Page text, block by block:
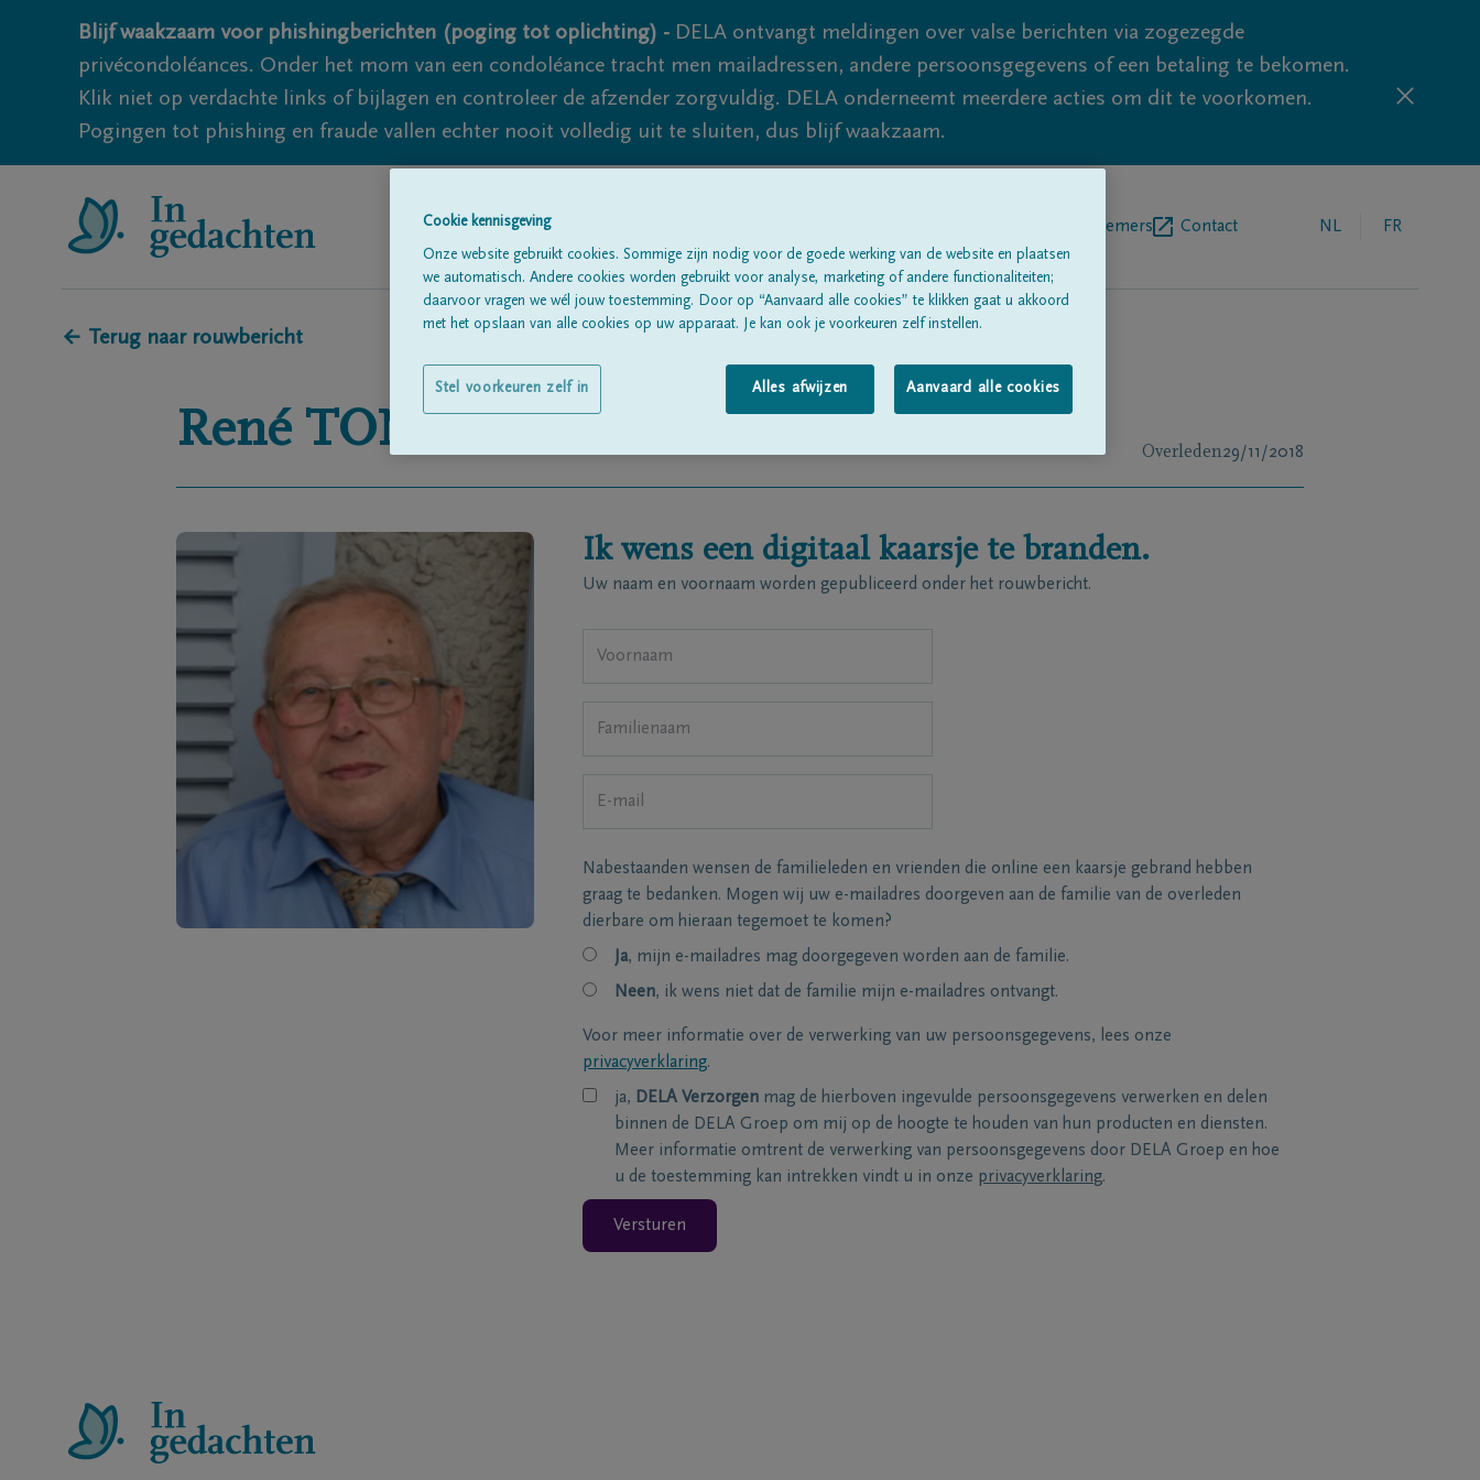
Blijf waakzaam voor phishingberichten (poging tot oplichting) - DELA ontvangt meldingen over valse berichten via zogezegde
privécondoléances. Onder het mom van een condoléance tracht men mailadressen, andere persoonsgegevens of een betaling te bekomen.
Klik niet op verdachte links of bijlagen en controleer de afzender zorgvuldig. DELA onderneemt meerdere acties om dit te voorkomen.
Pogingen tot phishing en fraude vallen echter nooit volledig uit te sluiten, dus blijf waakzaam.
Begrafenisondernemers Contact NL FR
← Terug naar rouwbericht
René TONNEAU Overleden29/11/2018
Ik wens een digitaal kaarsje te branden.
Uw naam en voornaam worden gepubliceerd onder het rouwbericht.
Nabestaanden wensen de familieleden en vrienden die online een kaarsje gebrand hebben
graag te bedanken. Mogen wij uw e-mailadres doorgeven aan de familie van de overleden
dierbare om hieraan tegemoet te komen?
Ja, mijn e-mailadres mag doorgegeven worden aan de familie.
Neen, ik wens niet dat de familie mijn e-mailadres ontvangt.
Voor meer informatie over de verwerking van uw persoonsgegevens, lees onze
privacyverklaring.
ja, DELA Verzorgen mag de hierboven ingevulde persoonsgegevens verwerken en delen
binnen de DELA Groep om mij op de hoogte te houden van hun producten en diensten.
Meer informatie omtrent de verwerking van persoonsgegevens door DELA Groep en hoe
u de toestemming kan intrekken vindt u in onze privacyverklaring.
Versturen
Cookie kennisgeving
Onze website gebruikt cookies. Sommige zijn nodig voor de goede werking van de website en plaatsen
we automatisch. Andere cookies worden gebruikt voor analyse, marketing of andere functionaliteiten;
daarvoor vragen we wél jouw toestemming. Door op “Aanvaard alle cookies” te klikken gaat u akkoord
met het opslaan van alle cookies op uw apparaat. Je kan ook je voorkeuren zelf instellen.
Alles afwijzen Aanvaard alle cookies
Stel voorkeuren zelf in